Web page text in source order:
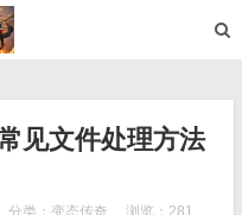
见文件处理方法
分类： 变态传奇
浏览：281